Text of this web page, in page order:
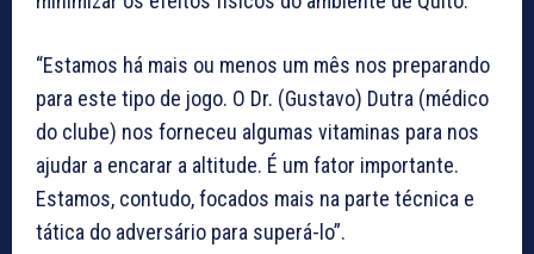
“Estamos há mais ou menos um mês nos preparando
para este tipo de jogo. O Dr. (Gustavo) Dutra (médico
do clube) nos forneceu algumas vitaminas para nos
ajudar a encarar a altitude. É um fator importante.
Estamos, contudo, focados mais na parte técnica e
tática do adversário para superá-lo”.